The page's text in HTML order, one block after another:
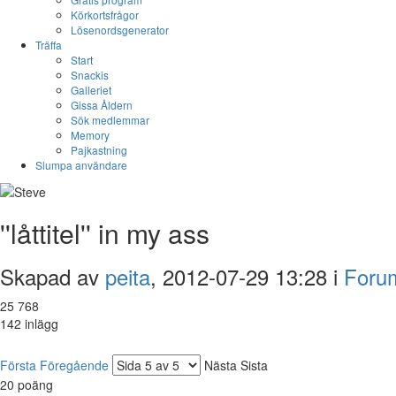
Körkortsfrågor
Lösenordsgenerator
Träffa
Start
Snackis
Galleriet
Gissa Åldern
Sök medlemmar
Memory
Pajkastning
Slumpa användare
''låttitel'' in my ass
Skapad av peita, 2012-07-29 13:28 i
25 768
142 inlägg
Första Föregående Nästa Sista
20 poäng